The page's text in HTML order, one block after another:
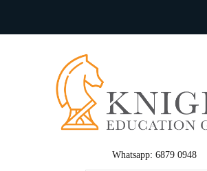
Whatsapp: 6879 0948